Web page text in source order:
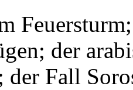
der
der Fall